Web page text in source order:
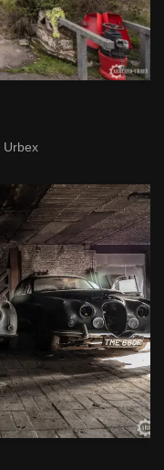
Urbex